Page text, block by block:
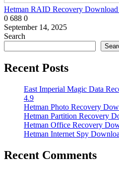
Hetman RAID Recovery Download
0 688 0
September 14, 2025
Search
Recent Posts
East Imperial Magic Data
4.9
Hetman Photo Recovery
Hetman Partition Recovery
Hetman Office Recovery
Hetman Internet Spy
Recent Comments